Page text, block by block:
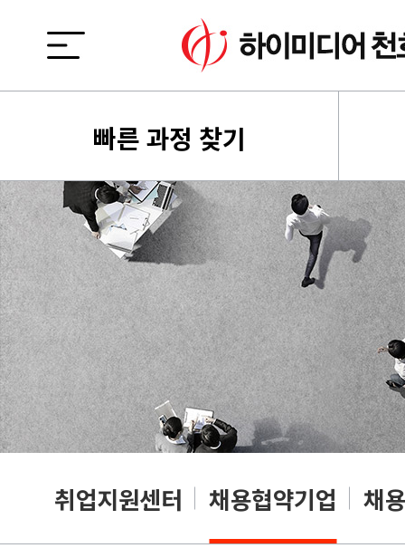
빠른 과정 찾기
취업지원센터 채용협약기업 채